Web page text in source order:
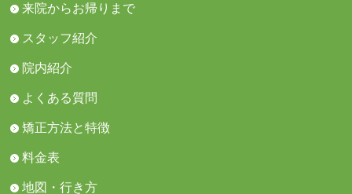
来院からお帰りまで
スタッフ紹介
院内紹介
よくある質問
矯正方法と特徴
料金表
地図・行き方